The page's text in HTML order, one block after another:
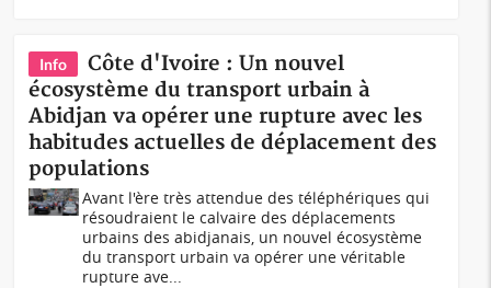
Info
Côte d'Ivoire : Un nouvel
écosystème du transport urbain à
Abidjan va opérer une rupture avec les
habitudes actuelles de déplacement des
populations
Avant l'ère très attendue des téléphériques qui
résoudraient le calvaire des déplacements
urbains des abidjanais, un nouvel écosystème
du transport urbain va opérer une véritable
rupture ave...